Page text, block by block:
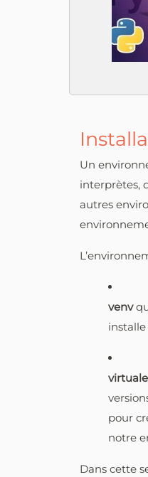
Un
interprètes,
autres
venv
installe
pour
notre
Dans cette